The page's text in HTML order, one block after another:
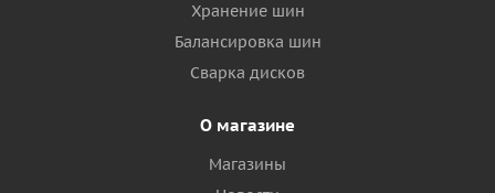
Хранение шин
Балансировка шин
Сварка дисков
О магазине
Магазины